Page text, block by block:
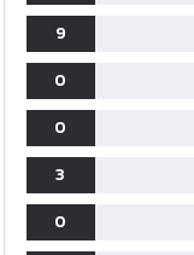
9
0
0
3
0